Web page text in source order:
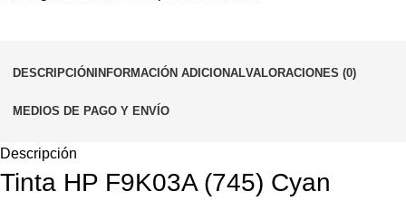
DESCRIPCIÓNINFORMACIÓN ADICIONALVALORACIONES (0)
MEDIOS DE PAGO Y ENVÍO
Descripción
Tinta HP F9K03A (745) Cyan